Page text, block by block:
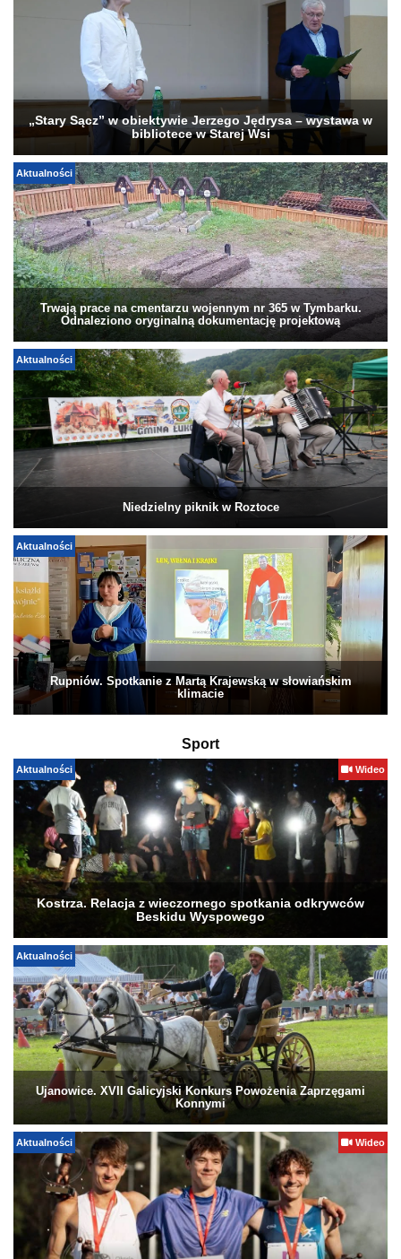
„Stary Sącz” w obiektywie Jerzego Jędrysa – wystawa w
bibliotece w Starej Wsi
Aktualności
Trwają prace na cmentarzu wojennym nr 365 w Tymbarku.
Odnaleziono oryginalną dokumentację projektową
Aktualności
Niedzielny piknik w Roztoce
Aktualności
Rupniów. Spotkanie z Martą Krajewską w słowiańskim
klimacie
Sport
Aktualności Wideo
Kostrza. Relacja z wieczornego spotkania odkrywców
Beskidu Wyspowego
Aktualności
Ujanowice. XVII Galicyjski Konkurs Powożenia Zaprzęgami
Konnymi
Aktualności Wideo